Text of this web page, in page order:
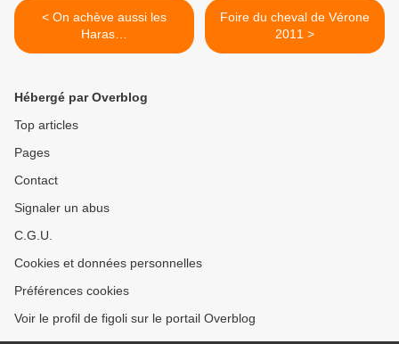
< On achève aussi les
Haras…
Foire du cheval de Vérone
2011 >
Hébergé par Overblog
Top articles
Pages
Contact
Signaler un abus
C.G.U.
Cookies et données personnelles
Préférences cookies
Voir le profil de figoli sur le portail Overblog